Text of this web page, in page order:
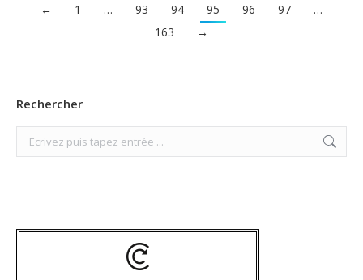
← 1 … 93 94 95 96 97
…
163
→
Rechercher
Search: